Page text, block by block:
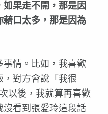
果走不開，那是因
口太多，那是因為
情。比如，我喜歡
，對方會說「我很
以後，我就算再喜歡
看到張愛玲這段話